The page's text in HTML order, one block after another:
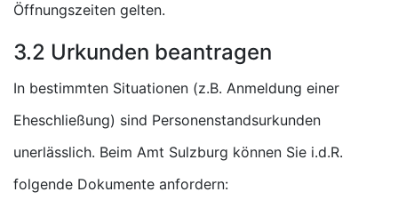
Öffnungszeiten gelten.
3.2 Urkunden beantragen
In bestimmten Situationen (z.B. Anmeldung einer
Eheschließung) sind Personenstandsurkunden
unerlässlich. Beim Amt Sulzburg können Sie i.d.R.
folgende Dokumente anfordern: